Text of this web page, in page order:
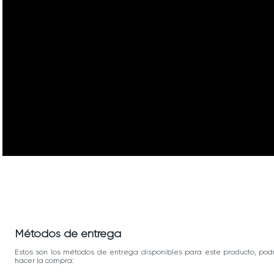
Métodos de entrega
Estos son los métodos de entrega disponibles para este producto,
hacer la compra: